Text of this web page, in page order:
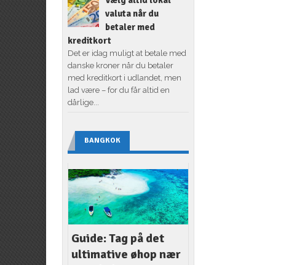
valuta når du
betaler med
kreditkort
Det er idag muligt at betale med
danske kroner når du betaler
med kreditkort i udlandet, men
lad være – for du får altid en
dårlige...
BANGKOK
Guide: Tag på det
ultimative øhop nær